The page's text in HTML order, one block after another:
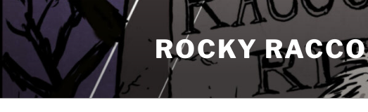
Pular
para
conteúdo
ROCKY